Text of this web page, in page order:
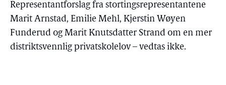
Representantforslag fra stortingsrepresentantene
Marit Arnstad, Emilie Mehl, Kjerstin Wøyen
Funderud og Marit Knutsdatter Strand om en mer
distriktsvennlig privatskolelov – vedtas ikke.